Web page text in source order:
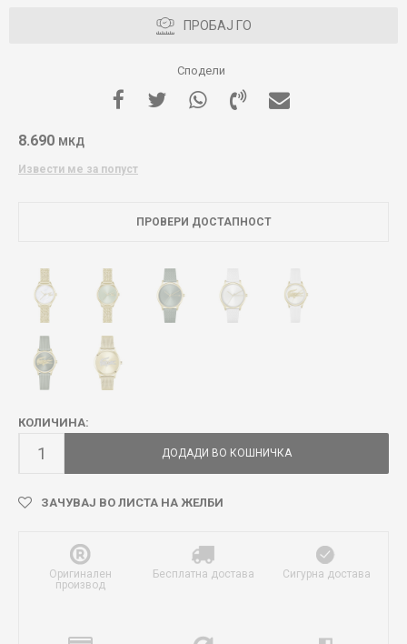
ПРОБАЈ ГО
Сподели
8.690 МКД
Извести ме за попуст
ПРОВЕРИ ДОСТАПНОСТ
КОЛИЧИНА:
ДОДАДИ ВО КОШНИЧКА
ЗАЧУВАЈ ВО ЛИСТА НА ЖЕЛБИ
Оригинален
производ
Бесплатна достава Сигурна достава